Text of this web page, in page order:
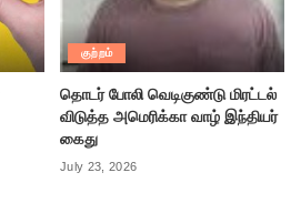
குற்றம்
தொடர் போலி வெடிகுண்டு மிரட்டல்
விடுத்த அமெரிக்கா வாழ் இந்தியர்
கைது
July 23, 2026